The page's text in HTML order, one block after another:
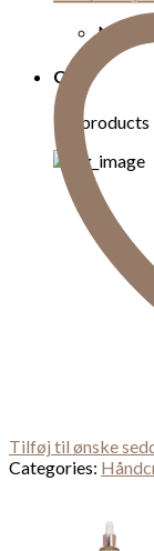
No
Cart
No products
Tilføj til ønske
Categories: